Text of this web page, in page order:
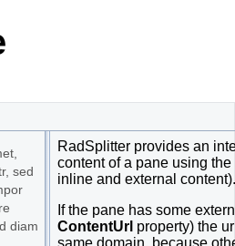
WebBlue
Windows7
sed
diam